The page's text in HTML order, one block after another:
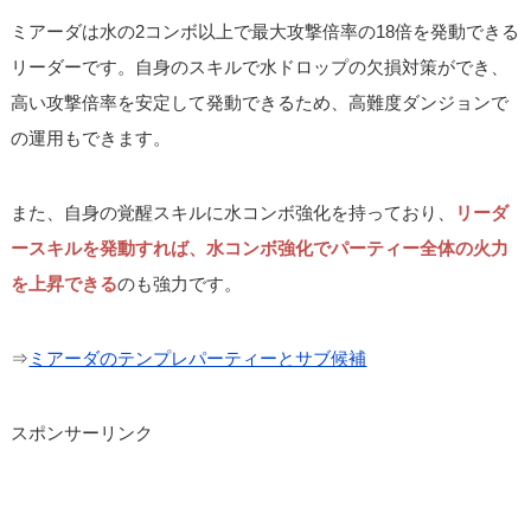
ミアーダは水の2コンボ以上で最大攻撃倍率の18倍を発動できる
リーダーです。自身のスキルで水ドロップの欠損対策ができ、
高い攻撃倍率を安定して発動できるため、高難度ダンジョンで
の運用もできます。
また、自身の覚醒スキルに水コンボ強化を持っており、
リーダ
ースキルを発動すれば、水コンボ強化でパーティー全体の火力
を上昇できるのも強力です。
⇒ ミアーダのテンプレパーティーとサブ候補
スポンサーリンク